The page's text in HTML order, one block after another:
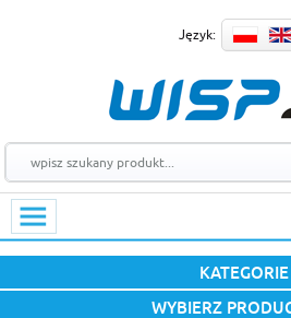
Język:
KATEGORIE
WYBIERZ